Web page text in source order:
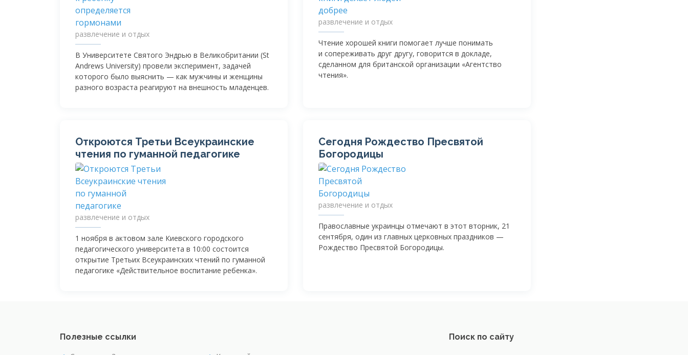
развлечение и отдых
В Университете Святого Эндрью в Великобритании (St
Andrews University) провели эксперимент, задачей
которого было выяснить — как мужчины и женщины
разного возраста реагируют на внешность младенцев.
развлечение и отдых
Чтение хорошей книги помогает лучше понимать
и сопереживать друг другу, говорится в докладе,
сделанном для британской организации «Агентство
чтения».
Откроются Третьи Всеукраинские
чтения по гуманной педагогике
развлечение и отдых
1 ноября в актовом зале Киевского городского
педагогического университета в 10:00 состоится
открытие Третьих Всеукраинских чтений по гуманной
педагогике «Действительное воспитание ребенка».
Сегодня Рождество Пресвятой
Богородицы
развлечение и отдых
Православные украинцы отмечают в этот вторник, 21
сентября, один из главных церковных праздников —
Рождество Пресвятой Богородицы.
Полезные ссылки
Поиск по сайту